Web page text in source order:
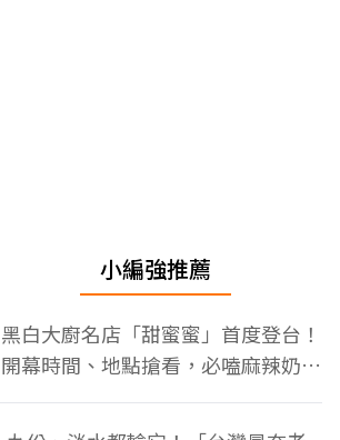
小編強推薦
黑白大廚名店「甜蜜蜜」首度登台！
開幕時間、地點搶看，必嗑麻辣奶油
蝦